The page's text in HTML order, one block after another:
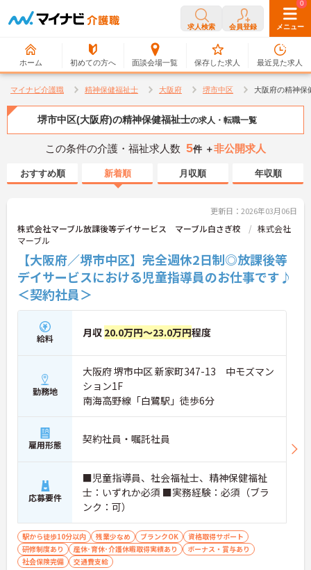
求人検索 会員登録 メニュー
ホーム 初めての方へ 面談会場一覧
0
保存した求人
0
最近見た求人
マイナビ介護職 精神保健福祉士 大阪府 堺市中区 大阪府の精神保
堺市中区(大阪府)の精神保健福祉士の求人・転職一覧
この条件の介護・福祉求人数 5件 ＋非公開求人
おすすめ順 新着順 月収順 年収順
更新日：2026年03月06日
株式会社マーブル放課後等デイサービス マーブル白さぎ校
株式会社
マーブル
【大阪府／堺市中区】完全週休2日制◎放課後等
デイサービスにおける児童指導員のお仕事です♪
＜契約社員＞
給料 月収 20.0万円～23.0万円程度
勤務地
大阪府 堺市中区 新家町347-13 中モズマン
ション1F
南海高野線「白鷺駅」徒歩6分
雇用形態 契約社員・嘱託社員
応募要件
■児童指導員、社会福祉士、精神保健福祉
士：いずれか必須 ■実務経験：必須（ブラ
ンク：可）
駅から徒歩10分以内 残業少なめ ブランクOK
資格取得サポート
研修制度あり
産休･育休･介護休暇取得実績あり
ボーナス・賞与あり
社会保険完備
交通費支給